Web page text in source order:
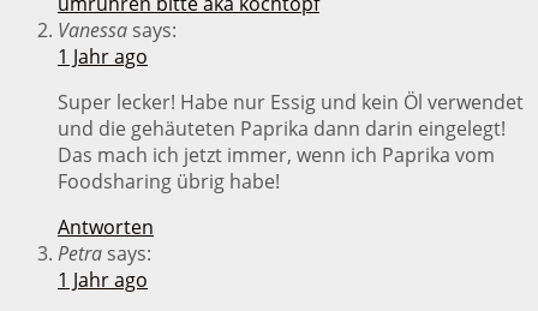
Vanessa says:
1 Jahr ago
Super lecker! Habe nur Essig und kein Öl verwendet
und die gehäuteten Paprika dann darin eingelegt!
Das mach ich jetzt immer, wenn ich Paprika vom
Foodsharing übrig habe!
Antworten
Petra says:
1 Jahr ago